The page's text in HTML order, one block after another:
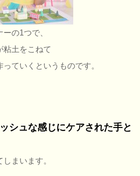
の1つで、
粘土をこねて
ていくというものです。
シュな感じにケアされた手と
まいます。